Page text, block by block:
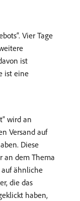
Vier Tage
ist
ist eine
wird an
Versand auf
Diese
an dem Thema
auf ähnliche
die das
haben,